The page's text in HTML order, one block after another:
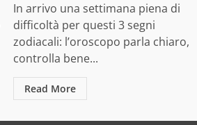
In arrivo una settimana piena di
difficoltà per questi 3 segni
zodiacali: l’oroscopo parla chiaro,
controlla bene...
Read More